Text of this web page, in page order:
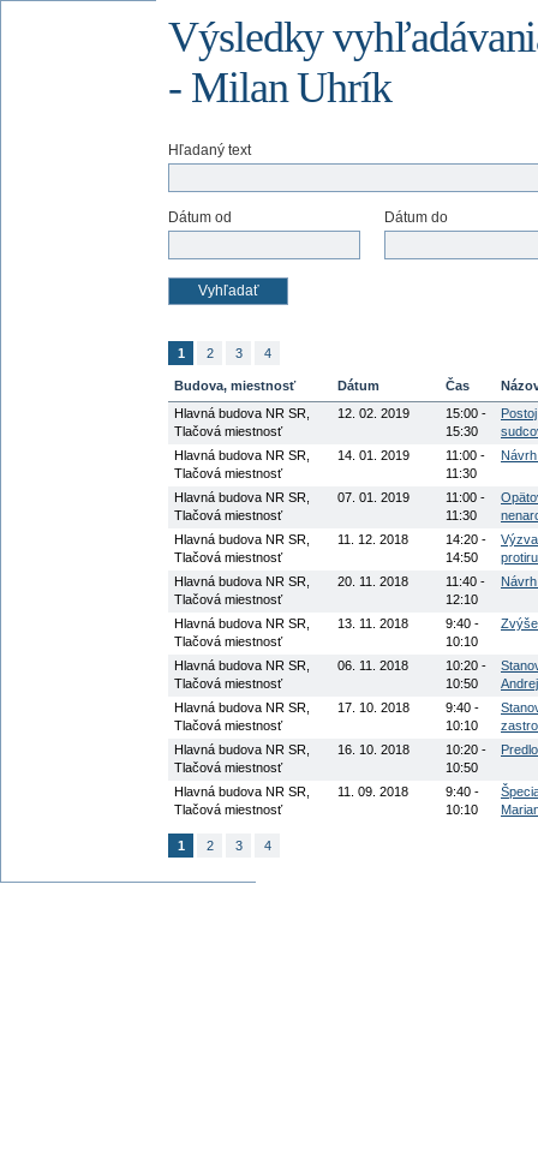
Výsledky
- Milan Uhrík
Hľadaný text
Dátum od Dátum do
1 2 3 4
Budova, miestnosť Dátum Čas
Hlavná budova NR SR,
Tlačová miestnosť
12. 02. 2019
15:00 -
15:30
Hlavná budova NR SR,
Tlačová miestnosť
14. 01. 2019
11:00 -
11:30
Hlavná budova NR SR,
Tlačová miestnosť
07. 01. 2019
11:00 -
11:30
Hlavná budova NR SR,
Tlačová miestnosť
11. 12. 2018
14:20 -
14:50
Hlavná budova NR SR,
Tlačová miestnosť
20. 11. 2018
11:40 -
12:10
Hlavná budova NR SR,
Tlačová miestnosť
13. 11. 2018
9:40 -
10:10
Hlavná budova NR SR,
Tlačová miestnosť
06. 11. 2018
10:20 -
10:50
Hlavná budova NR SR,
Tlačová miestnosť
17. 10. 2018
9:40 -
10:10
Hlavná budova NR SR,
Tlačová miestnosť
16. 10. 2018
10:20 -
10:50
Hlavná budova NR SR,
Tlačová miestnosť
11. 09. 2018
9:40 -
10:10
1 2 3 4